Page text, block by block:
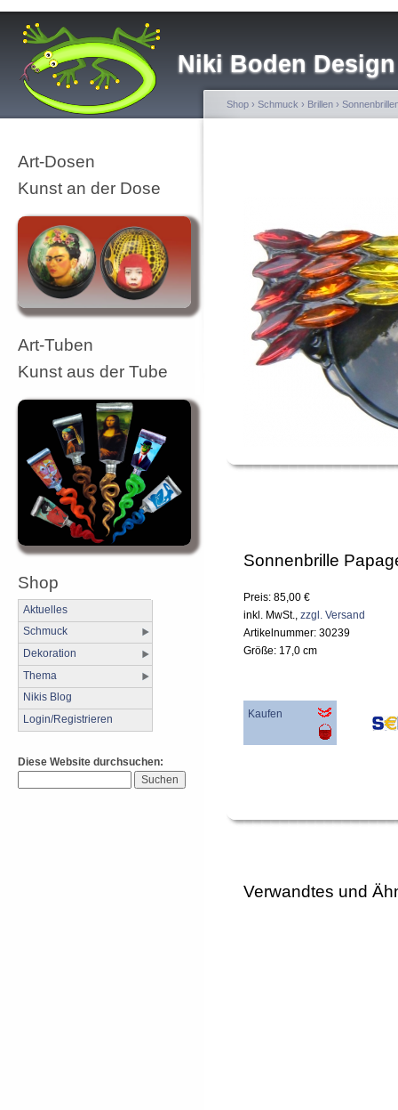
Niki Boden Design
Art-Dosen
Kunst an der Dose
Art-Tuben
Kunst aus der Tube
Shop
Aktuelles
Schmuck
Dekoration
Thema
Nikis Blog
Login/Registrieren
Diese Website durchsuchen:
Shop › Schmuck › Brillen ›
Sonnenbrille
Preis: 85,00 €
inkl. MwSt., zzgl. Versand
Artikelnummer: 30239
Größe: 17,0 cm
Kaufen
Verwandtes und